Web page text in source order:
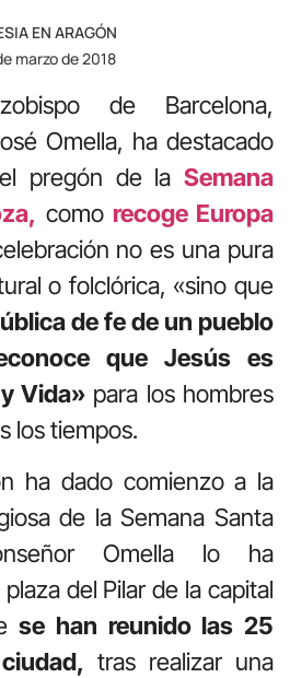
EN ARAGÓN
marzo de 2018
de Barcelona,
Omella, ha destacado
pregón de laSemana
como recoge Europa
no es una pura
o folclórica, «sino que
de fe de un pueblo
que Jesús es
Vida» para los hombres
los tiempos.
ha dado comienzo a la
de la Semana Santa
Omella lo ha
del Pilar de la capital
se han reunido las 25
tras realizar una